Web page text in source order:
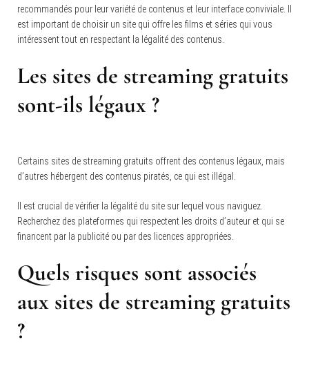
recommandés pour leur variété de contenus et leur interface conviviale. Il
est important de choisir un site qui offre les films et séries qui vous
intéressent tout en respectant la légalité des contenus.
Les sites de streaming gratuits
sont-ils légaux ?
Certains sites de streaming gratuits offrent des contenus légaux, mais
d’autres hébergent des contenus piratés, ce qui est illégal.
Il est crucial de vérifier la légalité du site sur lequel vous naviguez.
Recherchez des plateformes qui respectent les droits d’auteur et qui se
financent par la publicité ou par des licences appropriées.
Quels risques sont associés
aux sites de streaming gratuits
?